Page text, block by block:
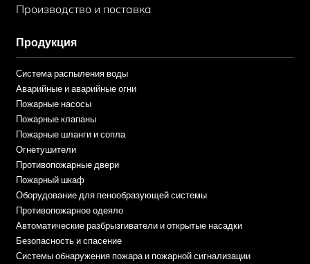
Производство и поставка
Продукция
Система распыления воды
Аварийные и аварийные огни
Пожарные насосы
Пожарные клапаны
Пожарные шланги и сопла
Огнетушители
Противопожарные двери
Пожарный шкаф
Оборудование для пенообразующей системы
Противопожарное одеяло
Автоматические разбрызгиватели и открытые насадки
Безопасность и спасение
Системы обнаружения пожара и пожарной сигнализации